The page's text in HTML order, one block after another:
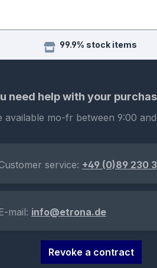
99.9% stock items
need help with your
available mo-fr between 9:00 and
service: +49 (0)89 230
mail: info@etrona.de
Revoke a contract